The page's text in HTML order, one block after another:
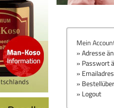
Mein
» Adresse
» Passwort
»
»
» Logout